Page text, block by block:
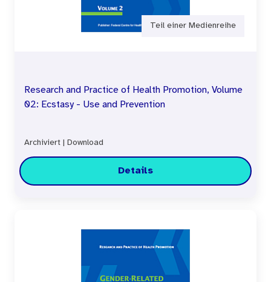
Teil einer Medienreihe
Research and Practice of Health Promotion, Volume
02: Ecstasy - Use and Prevention
Archiviert Download
Details